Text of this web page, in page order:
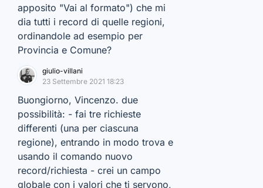
apposito "Vai al formato") che mi
dia tutti i record di quelle regioni,
ordinandole ad esempio per
Provincia e Comune?
giulio-villani
23 Settembre 2021 18:23
Buongiorno, Vincenzo. due
possibilità: - fai tre richieste
differenti (una per ciascuna
regione), entrando in modo trova e
usando il comando nuovo
record/richiesta - crei un campo
globale con i valori che ti servono,